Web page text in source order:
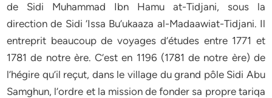
de Sidi Muhammad Ibn Hamu at-Tidjani, sous la
direction de Sidi ‘Issa Bu’ukaaza al-Madaawiat-Tidjani. Il
entreprit beaucoup de voyages d’études entre 1771 et
1781 de notre ère. C’est en 1196 (1781 de notre ère) de
l’hégire qu’il reçut, dans le village du grand pôle Sidi Abu
Samghun, l’ordre et la mission de fonder sa propre tariqa